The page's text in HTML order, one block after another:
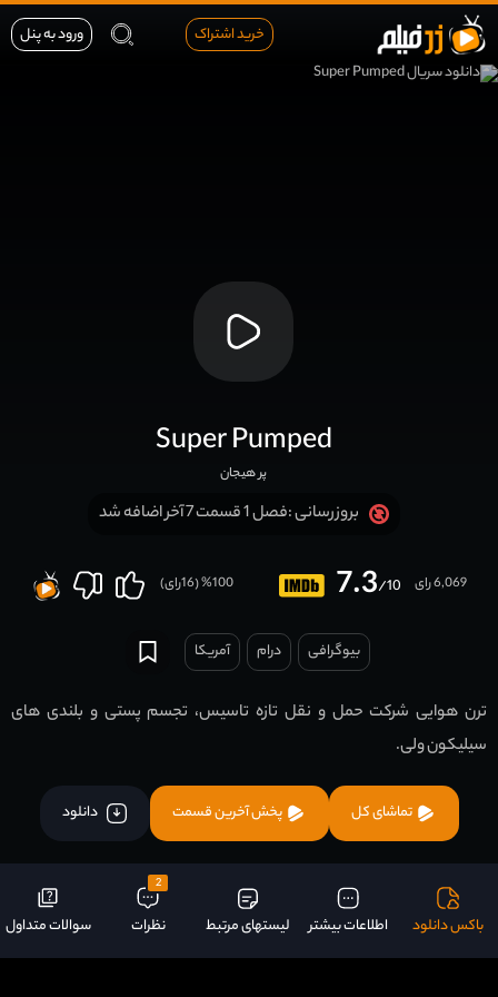
خرید اشتراک ورود به پنل
Super Pumped
پر هیجان
بروزرسانی :فصل 1 قسمت 7 آخر اضافه شد
7.3/10 6,069 رای 100
% (
16رای)
بیوگرافی درام آمریکا
ترن هوایی شرکت حمل و نقل تازه تاسیس، تجسم پستی و بلندی های
سیلیکون ولی.
تماشای کل پخش آخرین قسمت دانلود
باکس دانلود اطلاعات بیشتر لیستهای مرتبط
2
نظرات سوالات متداول